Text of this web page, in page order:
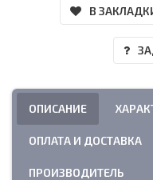
В
ОПИСАНИЕ
ОПЛАТА И ДОСТАВКА
ПРОИЗВОДИТЕЛЬ